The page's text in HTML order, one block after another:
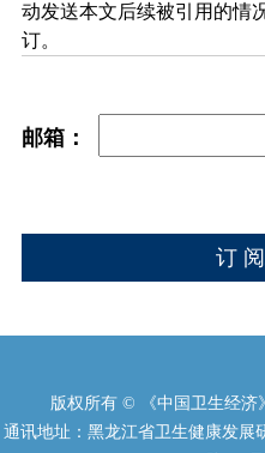
动发送本文后续被引用的情
订。
邮箱：
版权所有 © 《中国卫生经济
通讯地址：黑龙江省卫生健康发展